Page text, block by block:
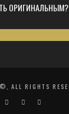
ОРИГИНАЛЬНЫМ?
ALL RIGHTS